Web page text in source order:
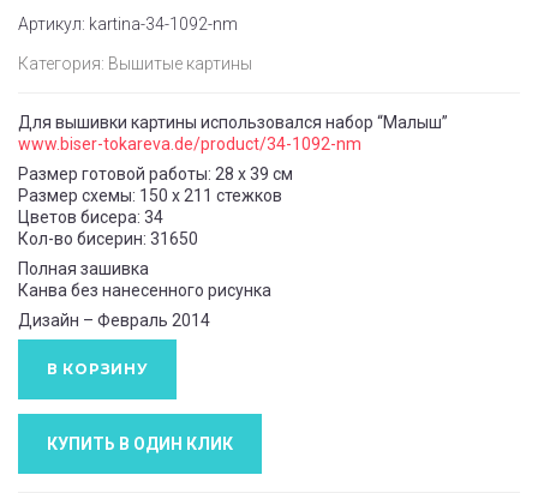
Артикул: kartina-34-1092-nm
Категория: Вышитые картины
Для вышивки картины использовался набор “Малыш”
www.biser-tokareva.de/product/34-1092-nm
Размер готовой работы: 28 x 39 см
Размер схемы: 150 x 211 стежков
Цветов бисера: 34
Кол-во бисерин: 31650
Полная зашивка
Канва без нанесенного рисунка
Дизайн – Февраль 2014
В КОРЗИНУ
КУПИТЬ В ОДИН КЛИК